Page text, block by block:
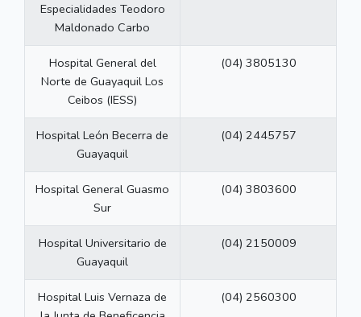
Especialidades Teodoro
Maldonado Carbo
Hospital General del
Norte de Guayaquil Los
Ceibos (IESS)
(04) 3805130
Hospital León Becerra de
Guayaquil
(04) 2445757
Hospital General Guasmo
Sur
(04) 3803600
Hospital Universitario de
Guayaquil
(04) 2150009
Hospital Luis Vernaza de
(04) 2560300